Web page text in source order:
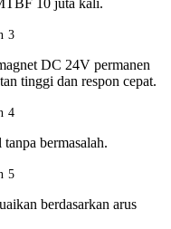
10 juta kali.
DC 24V permanen
tinggi dan respon cepat.
bermasalah.
berdasarkan arus